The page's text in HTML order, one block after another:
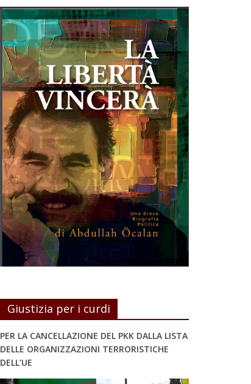
Giustizia per i curdi
PER LA CANCELLAZIONE DEL PKK DALLA LISTA
DELLE ORGANIZZAZIONI TERRORISTICHE
DELL’UE